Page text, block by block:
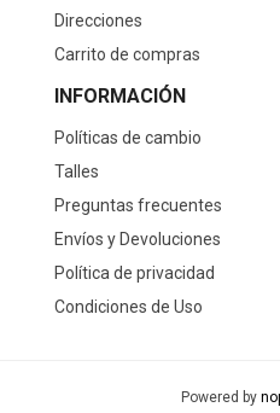
Direcciones
Carrito de compras
INFORMACIÓN
Políticas de cambio
Talles
Preguntas frecuentes
Envíos y Devoluciones
Política de privacidad
Condiciones de Uso
Powered by